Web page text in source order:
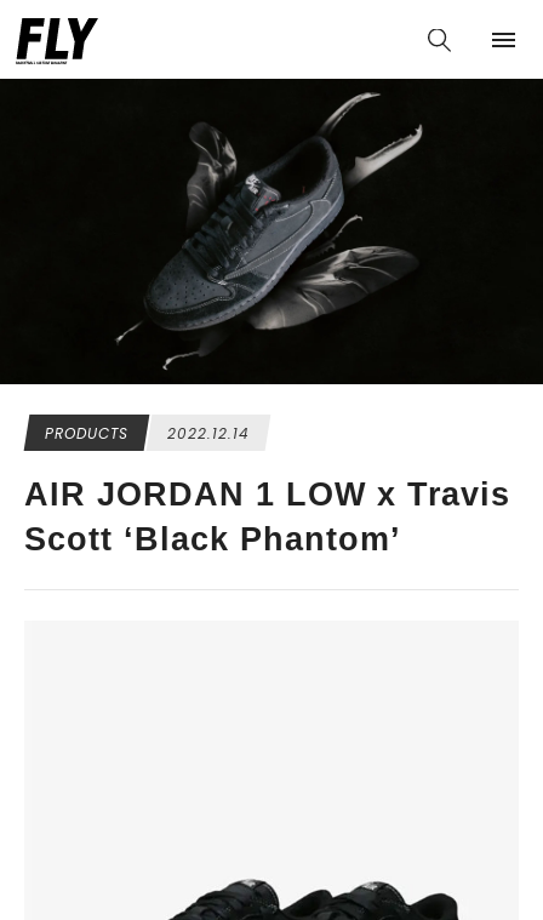
PRODUCTS 2022.12.14
AIR JORDAN 1 LOW x Travis
Scott ‘Black Phantom’